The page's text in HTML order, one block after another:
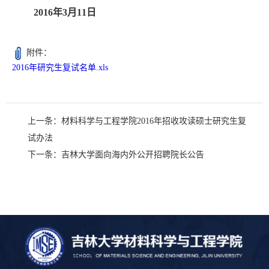
2016年3月 11 日
附件：
2016年研究生复试名单.xls
上一条： 材料科学与工程学院2016年招收攻读硕士研究生复
试办法
下一条： 吉林大学面向海内外公开招聘院长公告